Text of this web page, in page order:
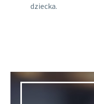
dziecka.